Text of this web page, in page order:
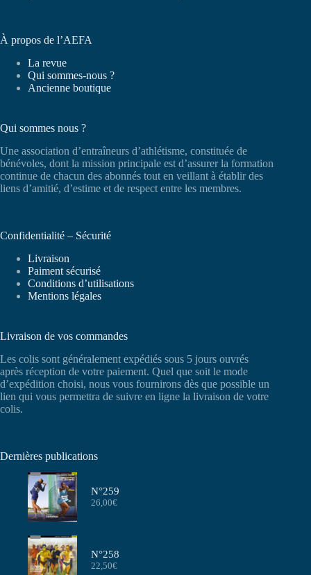
À propos de l’AEFA
La revue
Qui sommes-nous ?
Ancienne boutique
Qui sommes nous ?
Une association d’entraîneurs d’athlétisme, constituée de
bénévoles, dont la mission principale est d’assurer la formation
continue de chacun des abonnés tout en veillant à établir des
liens d’amitié, d’estime et de respect entre les membres.
Confidentialité – Sécurité
Livraison
Paiment sécurisé
Conditions d’utilisations
Mentions légales
Livraison de vos commandes
Les colis sont généralement expédiés sous 5 jours ouvrés
après réception de votre paiement. Quel que soit le mode
d’expédition choisi, nous vous fournirons dès que possible un
lien qui vous permettra de suivre en ligne la livraison de votre
colis.
Dernières publications
N°259
26,00€
N°258
22,50€